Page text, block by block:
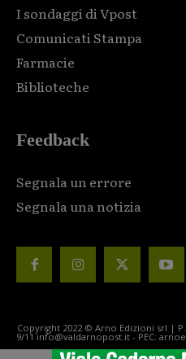
I sondaggi di Vpost
Comunicati Stampa
Farmacie
Biblioteche
Feedback
Segnala un errore
Segnala una notizia
Copyright 2022 © Arno Edizioni srl |
9/11 info@valdarnopost.it - PEC: